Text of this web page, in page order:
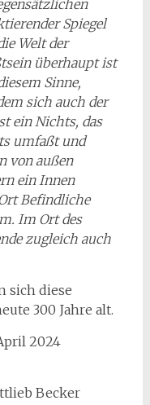
Spiegel
Welt der
überhaupt ist
Sinne,
sich auch der
ein Nichts, das
umfaßt und
von außen
ein Innen
Befindliche
Im Ort des
zugleich auch
sich diese
300 Jahre alt.
2024
Becker